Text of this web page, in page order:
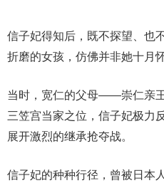
信子妃得知后，既不探望、也
折磨的女孩，仿佛并非她十月
当时，宽仁的父母——崇仁亲
三笠宫当家之位，信子妃极力
展开激烈的继承抢夺战。
信子妃的种种行径，曾被日本